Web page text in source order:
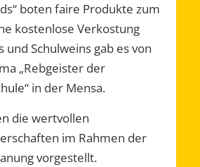
boten faire Produkte zum
kostenlose Verkostung
und Schulweins gab es von
„Rebgeister der
in der Mensa.
die wertvollen
im Rahmen der
vorgestellt.